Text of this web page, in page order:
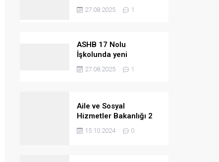
geçiriliyor
27.08.2025 1
ASHB 17 Nolu
İşkolunda yeni
kazanımlar
27.08.2025 1
Aile ve Sosyal
Hizmetler Bakanlığı 2
bin 390 personel
alacak
15.10.2024 0